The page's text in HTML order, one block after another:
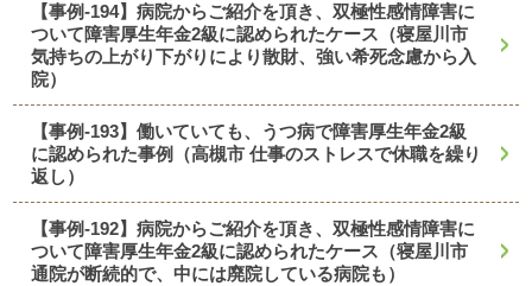
【事例-194】病院からご紹介を頂き、双極性感情障害に
ついて障害厚生年金2級に認められたケース（寝屋川市
気持ちの上がり下がりにより散財、強い希死念慮から入
院）
【事例-193】働いていても、うつ病で障害厚生年金2級
に認められた事例（高槻市 仕事のストレスで休職を繰り
返し）
【事例-192】病院からご紹介を頂き、双極性感情障害に
ついて障害厚生年金2級に認められたケース（寝屋川市
通院が断続的で、中には廃院している病院も）